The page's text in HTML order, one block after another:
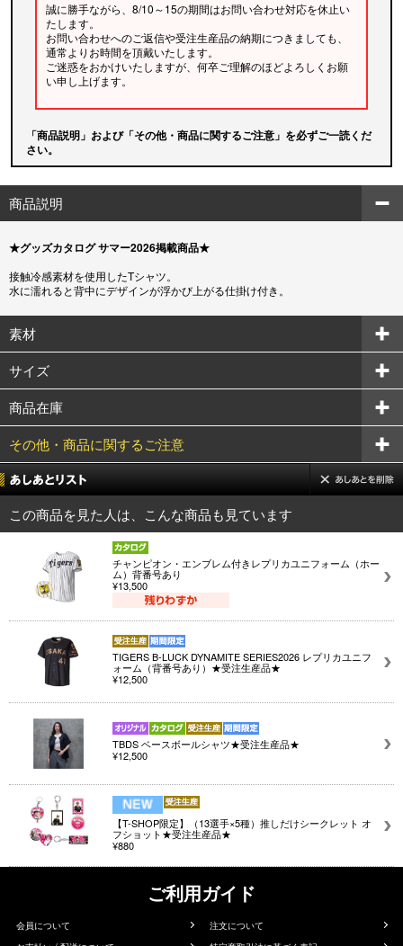
誠に勝手ながら、8/10～15の期間はお問い合わせ対応を休止い
たします。
お問い合わせへのご返信や受注生産品の納期につきましても、
通常よりお時間を頂戴いたします。
ご迷惑をおかけいたしますが、何卒ご理解のほどよろしくお願
い申し上げます。
「商品説明」および「その他・商品に関するご注意」を必ずご一読くだ
さい。
商品説明
★グッズカタログ サマー2026掲載商品★
接触冷感素材を使用したTシャツ。
水に濡れると背中にデザインが浮かび上がる仕掛け付き。
素材
サイズ
商品在庫
その他・商品に関するご注意
この商品を見た人は、こんな商品も見ています
チャンピオン・エンブレム付きレプリカユニフォーム（ホー
ム）背番号あり
¥13,500
TIGERS B-LUCK DYNAMITE SERIES2026 レプリカユニフ
ォーム（背番号あり）★受注生産品★
¥12,500
TBDS ベースボールシャツ★受注生産品★
¥12,500
【T-SHOP限定】（13選手×5種）推しだけシークレット オ
フショット★受注生産品★
¥880
ご利用ガイド
会員について
注文について